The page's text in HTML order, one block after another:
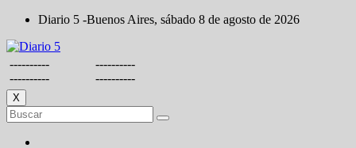
Saltar
contenido
Diario 5 -Buenos Aires, sábado 8 de agosto de 2026
----------
----------
----------
----------
X